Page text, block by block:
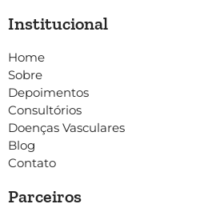
Institucional
Home
Sobre
Depoimentos
Consultórios
Doenças Vasculares
Blog
Contato
Parceiros